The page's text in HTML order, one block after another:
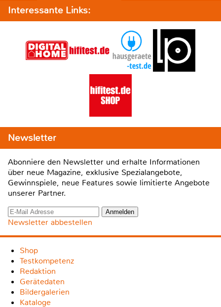
Interessante Links:
Newsletter
Abonniere den Newsletter und erhalte Informationen
über neue Magazine, exklusive Spezialangebote,
Gewinnspiele, neue Features sowie limitierte Angebote
unserer Partner.
Newsletter abbestellen
Shop
Testkompetenz
Redaktion
Gerätedaten
Bildergalerien
Kataloge